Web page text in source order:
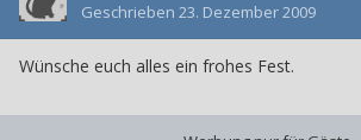
Geschrieben 23. Dezember 2009
Wünsche euch alles ein frohes Fest.